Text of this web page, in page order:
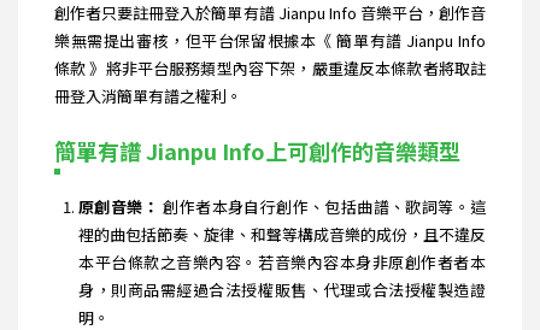
創作者只要註冊登入於簡單有譜 Jianpu Info 音樂平台，創作音
樂無需提出審核，但平台保留根據本《 簡單有譜 Jianpu Info
條款 》將非平台服務類型內容下架，嚴重違反本條款者將取註
冊登入消簡單有譜之權利。
簡單有譜 Jianpu Info上可創作的音樂類型
原創音樂： 創作者本身自行創作、包括曲譜、歌詞等。這
裡的曲包括節奏、旋律、和聲等構成音樂的成份，且不違反
本平台條款之音樂內容。若音樂內容本身非原創作者者本
身，則商品需經過合法授權販售、代理或合法授權製造證
明。